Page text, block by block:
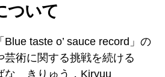
ついて
taste o’ sauce record」の
芸術に関する挑戦を続ける
な きりゅう，Kiryuu